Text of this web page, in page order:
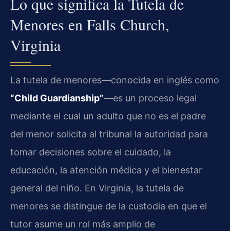
Menores en Falls Church,
Virginia
La tutela de menores—conocida en inglés como
“Child Guardianship”—es un proceso legal
mediante el cual un adulto que no es el padre
del menor solicita al tribunal la autoridad para
tomar decisiones sobre el cuidado, la
educación, la atención médica y el bienestar
general del niño. En Virginia, la tutela de
menores se distingue de la custodia en que el
tutor asume un rol más amplio de